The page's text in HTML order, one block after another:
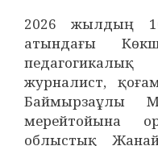
2026 жылдың
атындағы
журналист,
Баймырзаұлы
мерейтойына
облыстық